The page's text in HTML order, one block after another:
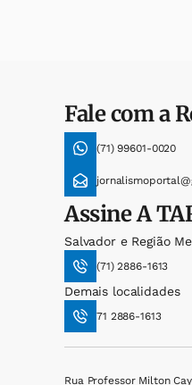
Fale com a
(71) 99601-0020
AssineA
Salvador e Região
(71) 2886-1613
Demais localidades
71 2886-1613
Rua Professor Milton